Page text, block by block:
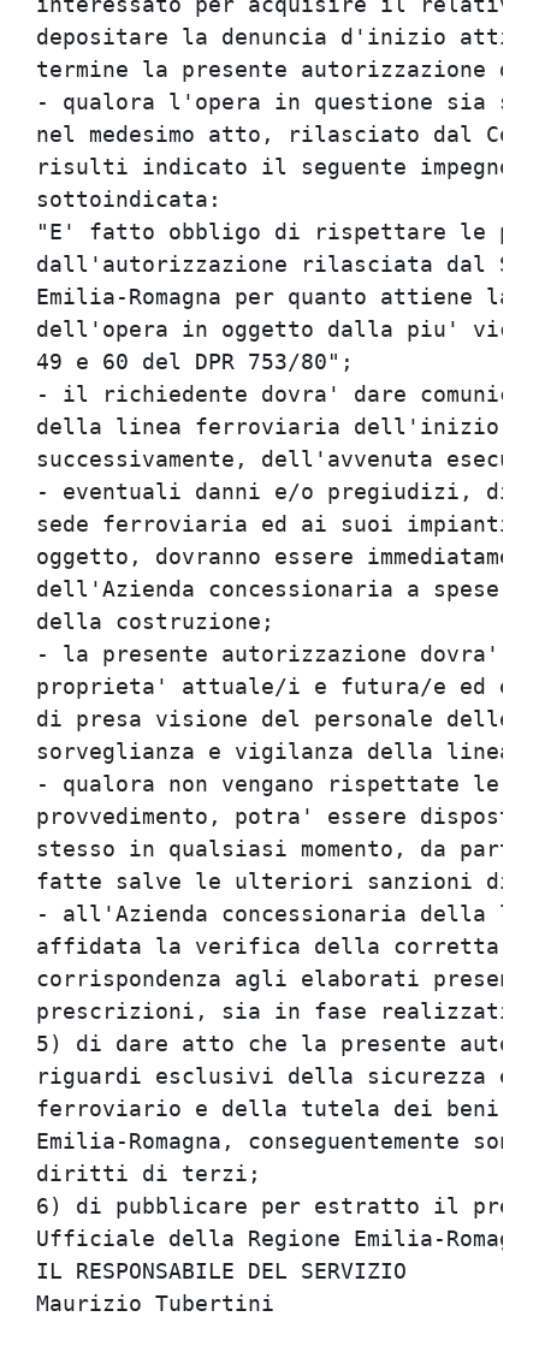
depositare la denuncia d'inizio
termine la presente autorizzazione
- qualora l'opera in questione sia
nel medesimo atto, rilasciato dal
risulti indicato il seguente impegno
sottoindicata:
"E' fatto obbligo di rispettare le
dall'autorizzazione rilasciata dal
Emilia-Romagna per quanto attiene la
dell'opera in oggetto dalla piu'
49 e 60 del DPR 753/80";
- il richiedente dovra' dare
della linea ferroviaria dell'inizio
successivamente, dell'avvenuta
- eventuali danni e/o pregiudizi,
sede ferroviaria ed ai suoi impianti
oggetto, dovranno essere
dell'Azienda concessionaria a spese
della costruzione;
- la presente autorizzazione dovra'
proprieta' attuale/i e futura/e ed
di presa visione del personale delle
sorveglianza e vigilanza della linea
- qualora non vengano rispettate le
provvedimento, potra' essere
stesso in qualsiasi momento, da parte
fatte salve le ulteriori sanzioni di
- all'Azienda concessionaria della
affidata la verifica della corretta
corrispondenza agli elaborati
prescrizioni, sia in fase
5) di dare atto che la presente
riguardi esclusivi della sicurezza
ferroviario e della tutela dei beni
Emilia-Romagna, conseguentemente
diritti di terzi;
6) di pubblicare per estratto il
Ufficiale della Regione Emilia-
IL RESPONSABILE DEL SERVIZIO